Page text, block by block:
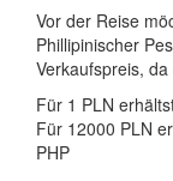
Vor der Reise
Phillipinischer
Verkaufspreis,
Für 1 PLN
Für 12000 PLN
PHP